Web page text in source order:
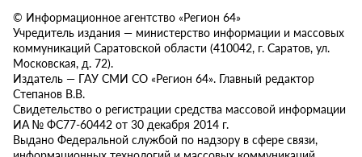
© Информационное агентство «Регион 64»
Учредитель издания — министерство информации и массовых
коммуникаций Саратовской области (410042, г. Саратов, ул.
Московская, д. 72).
Издатель — ГАУ СМИ СО «Регион 64». Главный редактор
Степанов В.В.
Свидетельство о регистрации средства массовой информации
ИА № ФС77-60442 от 30 декабря 2014 г.
Выдано Федеральной службой по надзору в сфере связи,